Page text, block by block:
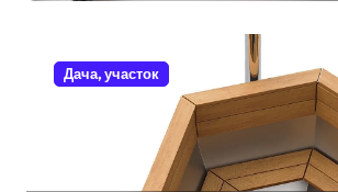
Дача, участок